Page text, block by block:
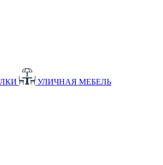
УЛИЧНАЯ МЕБЕЛЬ